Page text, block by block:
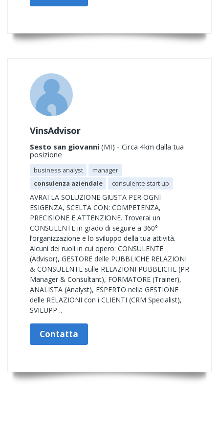
VinsAdvisor
Sesto san giovanni (MI) - Circa 4km dalla tua
posizione
business analyst
manager
consulenza aziendale
consulente start up
AVRAI LA SOLUZIONE GIUSTA PER OGNI
ESIGENZA, SCELTA CON: COMPETENZA,
PRECISIONE E ATTENZIONE. Troverai un
CONSULENTE in grado di seguire a 360°
l’organizzazione e lo sviluppo della tua attività.
Alcuni dei ruoli in cui opero: CONSULENTE
(Advisor), GESTORE delle PUBBLICHE RELAZIONI
& CONSULENTE sulle RELAZIONI PUBBLICHE (PR
Manager & Consultant), FORMATORE (Trainer),
ANALISTA (Analyst), ESPERTO nella GESTIONE
delle RELAZIONI con i CLIENTI (CRM Specialist),
SVILUPP ..
Contatta